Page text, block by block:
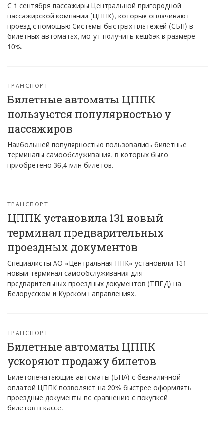
С 1 сентября пассажиры Центральной пригородной
пассажирской компании (ЦППК), которые оплачивают
проезд с помощью Системы быстрых платежей (СБП) в
билетных автоматах, могут получить кешбэк в размере
10%.
ТРАНСПОРТ
Билетные автоматы ЦППК
пользуются популярностью у
пассажиров
Наибольшей популярностью пользовались билетные
терминалы самообслуживания, в которых было
приобретено 36,4 млн билетов.
ТРАНСПОРТ
ЦППК установила 131 новый
терминал предварительных
проездных документов
Специалисты АО «Центральная ППК» установили 131
новый терминал самообслуживания для
предварительных проездных документов (ТППД) на
Белорусском и Курском направлениях.
ТРАНСПОРТ
Билетные автоматы ЦППК
ускоряют продажу билетов
Билетопечатающие автоматы (БПА) с безналичной
оплатой ЦППК позволяют на 20% быстрее оформлять
проездные документы по сравнению с покупкой
билетов в кассе.